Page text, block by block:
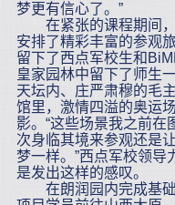
梦更有信心了。”
在紧张的课程期间，
安排了精彩丰富的参观
留下了西点军校生和
皇家园林中留下了师生
天坛内、庄严肃穆的毛
馆里，激情四溢的奥运
影。“这些场景我之前
次身临其境来参观还是
梦一样。”西点军校领
是发出这样的感叹。
在朗润园内完成基础